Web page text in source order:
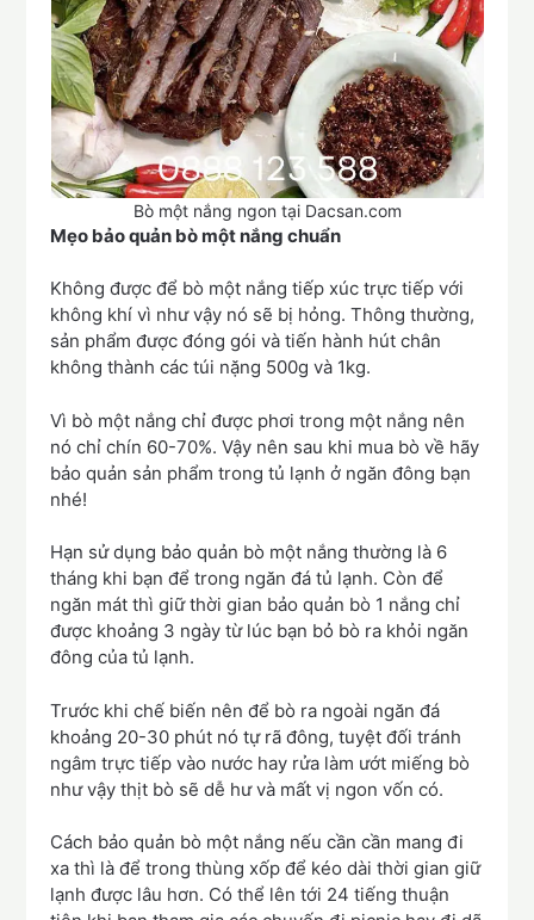
Bò một nắng ngon tại Dacsan.com
Mẹo bảo quản bò một nắng chuẩn
Không được để bò một nắng tiếp xúc trực tiếp với
không khí vì như vậy nó sẽ bị hỏng. Thông thường,
sản phẩm được đóng gói và tiến hành hút chân
không thành các túi nặng 500g và 1kg.
Vì bò một nắng chỉ được phơi trong một nắng nên
nó chỉ chín 60-70%. Vậy nên sau khi mua bò về hãy
bảo quản sản phẩm trong tủ lạnh ở ngăn đông bạn
nhé!
Hạn sử dụng bảo quản bò một nắng thường là 6
tháng khi bạn để trong ngăn đá tủ lạnh. Còn để
ngăn mát thì giữ thời gian bảo quản bò 1 nắng chỉ
được khoảng 3 ngày từ lúc bạn bỏ bò ra khỏi ngăn
đông của tủ lạnh.
Trước khi chế biến nên để bò ra ngoài ngăn đá
khoảng 20-30 phút nó tự rã đông, tuyệt đối tránh
ngâm trực tiếp vào nước hay rửa làm ướt miếng bò
như vậy thịt bò sẽ dễ hư và mất vị ngon vốn có.
Cách bảo quản bò một nắng nếu cần cần mang đi
xa thì là để trong thùng xốp để kéo dài thời gian giữ
lạnh được lâu hơn. Có thể lên tới 24 tiếng thuận